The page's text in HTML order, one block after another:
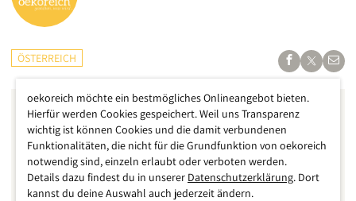
ÖSTERREICH
oekoreich möchte ein bestmögliches Onlineangebot bieten.
Hierfür werden Cookies gespeichert. Weil uns Transparenz
wichtig ist können Cookies und die damit verbundenen
Funktionalitäten, die nicht für die Grundfunktion von oekoreich
notwendig sind, einzeln erlaubt oder verboten werden.
Details dazu findest du in unserer Datenschutzerklärung. Dort
kannst du deine Auswahl auch jederzeit ändern.